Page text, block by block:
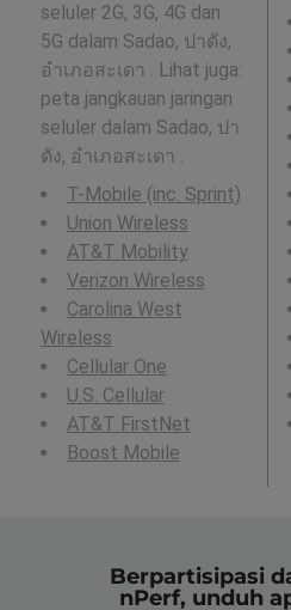
seluler 2G, 3G, 4G dan
5G dalam Sadao, ปาดัง,
อำเภอสะเดา . Lihat juga:
peta jangkauan jaringan
seluler dalam Sadao, ปา
ดัง, อำเภอสะเดา .
T-Mobile (inc. Sprint)
Union Wireless
AT&T Mobility
Verizon Wireless
Carolina West
Wireless
Cellular One
U.S. Cellular
AT&T FirstNet
Boost Mobile
Berpartisipasi
nPerf, unduh